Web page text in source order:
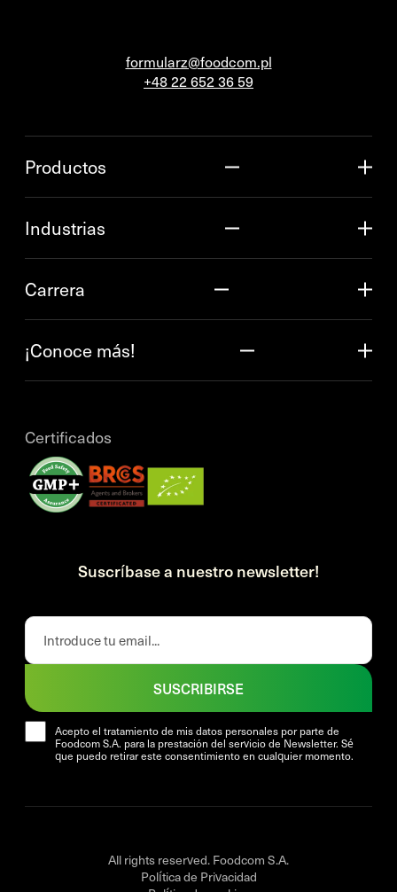
formularz@foodcom.pl
+48 22 652 36 59
Productos
Industrias
Carrera
¡Conoce más!
Certificados
Suscríbase a nuestro newsletter!
Acepto el tratamiento de mis datos personales por parte de
Foodcom S.A. para la prestación del servicio de Newsletter. Sé
que puedo retirar este consentimiento en cualquier momento.
SUSCRIBIRSE
All rights reserved. Foodcom S.A.
Política de Privacidad